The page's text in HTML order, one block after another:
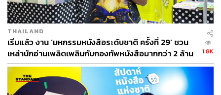
THAILAND
เริ่มแล้ว งาน ‘มหกรรมหนังสือระดับชาติ ครั้งที่ 29’ ชวน
เหล่านักอ่านเพลิดเพลินกับกองทัพหนังสือมากกว่า 2 ล้าน
เล่ม
1.8K